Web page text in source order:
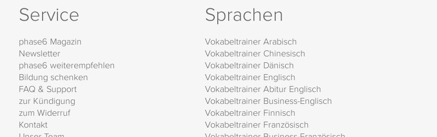
Service
phase6 Magazin
Newsletter
phase6 weiterempfehlen
Bildung schenken
FAQ & Support
zur Kündigung
zum Widerruf
Kontakt
Sprachen
Vokabeltrainer Arabisch
Vokabeltrainer Chinesisch
Vokabeltrainer Dänisch
Vokabeltrainer Englisch
Vokabeltrainer Abitur Englisch
Vokabeltrainer Business-Englisch
Vokabeltrainer Finnisch
Vokabeltrainer Französisch